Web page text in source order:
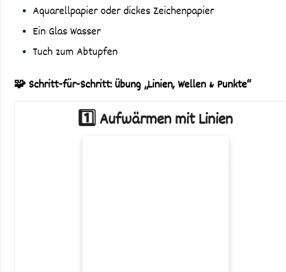
Aquarellpapier oder dickes Zeichenpapier
Ein Glas Wasser
Tuch zum Abtupfen
🧩 Schritt-für-Schritt: Übung „Linien, Wellen & Punkte“
1️⃣ Aufwärmen mit Linien